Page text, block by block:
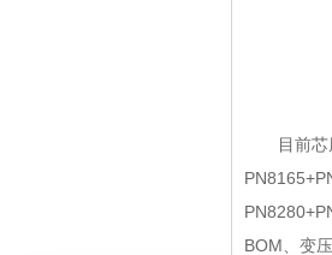
目前芯朋
BOM、变